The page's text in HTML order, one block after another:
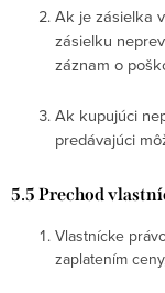
Ak je zásielka
zásielku
záznam o
Ak kupujúci
predávajúci
5.5 Prechod
Vlastnícke
zaplatením